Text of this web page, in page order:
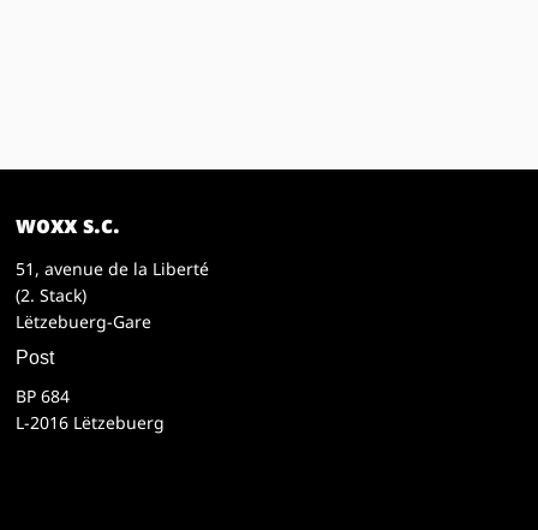
woxx s.c.
51, avenue de la Liberté
(2. Stack)
Lëtzebuerg-Gare
Post
BP 684
L-2016 Lëtzebuerg